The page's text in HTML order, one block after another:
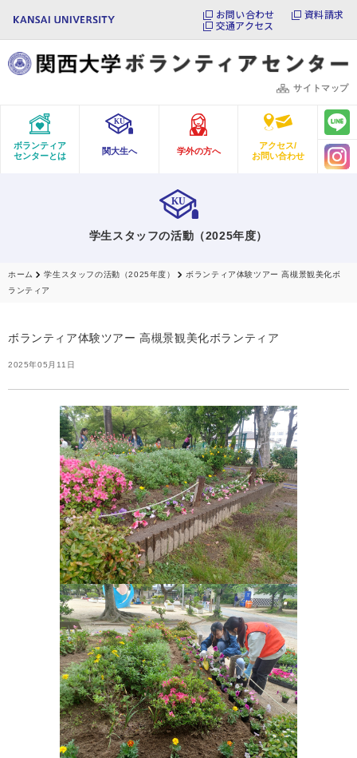
お問い合わせ
資料請求
交通アクセス
サイトマップ
ボランティア
センターとは
関大生へ 学外の方へ
アクセス/
お問い合わせ
学生スタッフの活動（2025年度）
ホーム 学生スタッフの活動（2025年度）
ボランティア体験ツアー 高槻景観美化ボ
ランティア
ボランティア体験ツアー 高槻景観美化ボランティア
2025年05月11日